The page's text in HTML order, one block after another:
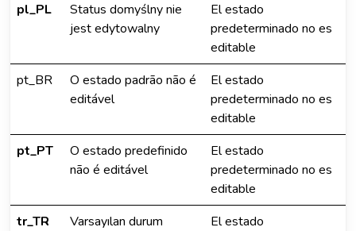
pl_PL
Status domyślny nie
jest edytowalny
El estado
predeterminado no es
editable
pt_BR
O estado padrão não é
editável
El estado
predeterminado no es
editable
pt_PT
O estado predefinido
não é editável
El estado
predeterminado no es
editable
tr_TR
Varsayılan durum
El estado